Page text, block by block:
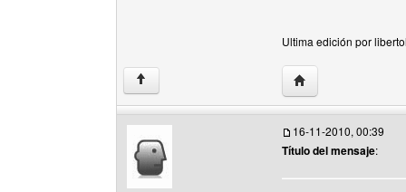
Ultima edición por
↑ Visitar sitio web
16-11-2010, 00:39
Título del mensaje: